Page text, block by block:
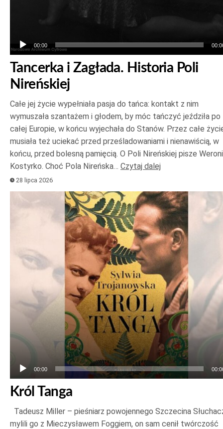
00:00
Tancerka i Zagłada. Historia Poli
Nireńskiej
Całe jej życie wypełniała pasja do tańca: kontakt z nim
wymuszała szantażem i głodem, by móc tańczyć jeździła po
całej Europie, w końcu wyjechała do Stanów. Przez całe
musiała też uciekać przed prześladowaniami i nienawiścią, w
końcu, przed bolesną pamięcią. O Poli Nireńskiej pisze
Kostyrko. Choć Pola Nireńska… Czytaj dalej
28 lipca 2026
plików
dźwiękowych
00:00
Król Tanga
Tadeusz Miller – pieśniarz powojennego Szczecina
mylili go z Mieczysławem Foggiem, on sam cenił twórczość